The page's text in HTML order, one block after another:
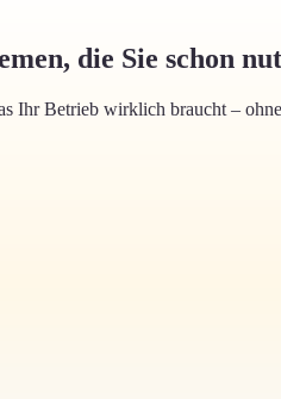
die Sie schon
Ihr Betrieb wirklich braucht –